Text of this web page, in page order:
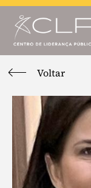
Voltar